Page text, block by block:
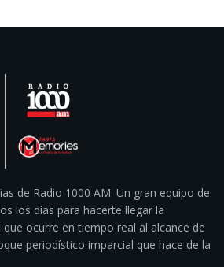
de Radio 1000 AM. Un gran equipo de
los días para hacerte llegar la
ocurre en tiempo real al alcance de
periodístico imparcial que hace de la